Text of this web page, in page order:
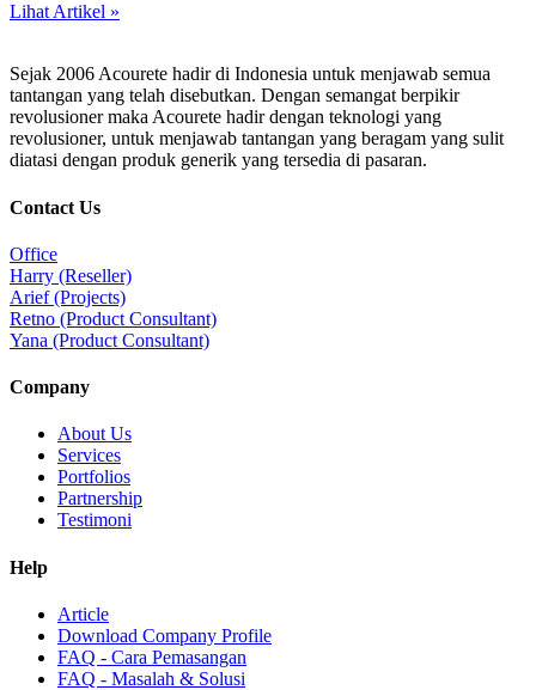
Lihat Artikel »
Sejak 2006 Acourete hadir di Indonesia untuk menjawab semua
tantangan yang telah disebutkan. Dengan semangat berpikir
revolusioner maka Acourete hadir dengan teknologi yang
revolusioner, untuk menjawab tantangan yang beragam yang sulit
diatasi dengan produk generik yang tersedia di pasaran.
Contact Us
Office
Harry (Reseller)
Arief (Projects)
Retno (Product Consultant)
Yana (Product Consultant)
Company
About Us
Services
Portfolios
Partnership
Testimoni
Help
Article
Download Company Profile
FAQ - Cara Pemasangan
FAQ - Masalah & Solusi